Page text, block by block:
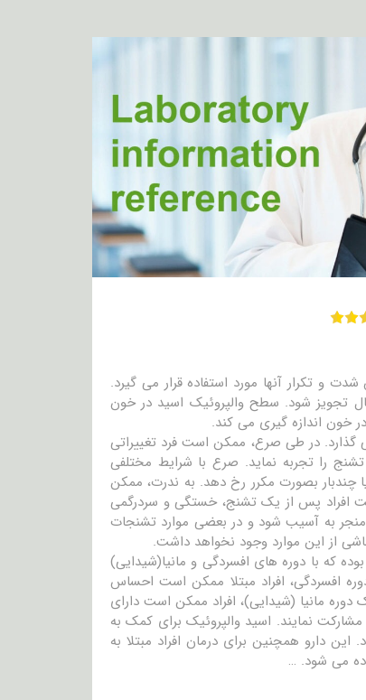
و تکرار آنها مورد استفاده قرار می گیرد.
تجویز شود. سطح والپروئیک اسید در خون
خون اندازه گیری می کند.
گذارد. در طی صرع، ممکن است فرد تغییراتی
را تجربه نماید. صرع با شرایط مختلفی
بصورت مکرر رخ دهد. به ندرت، ممکن
افراد پس از یک تشنج، خستگی و سردرگمی
به آسیب شود و در بعضی موارد تشنجات
از این موارد وجود نخواهد داشت.
که با دوره های افسردگی و مانیا(شیدایی)
افسردگی، افراد مبتلا ممکن است احساس
دوره مانیا (شیدایی)، افراد ممکن است دارای
نمایند. اسید والپروئیک برای کمک به
دارو همچنین برای درمان افراد مبتلا به
می شود. …